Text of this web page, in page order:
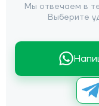
Мы отвечаем в
Выберите